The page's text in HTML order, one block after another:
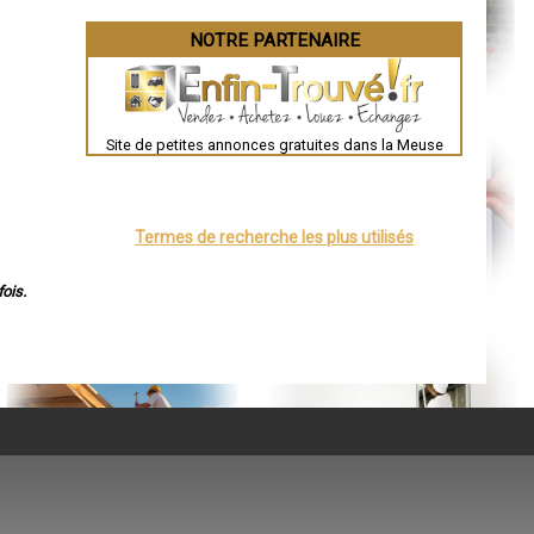
NOTRE PARTENAIRE
Site de petites annonces gratuites dans la Meuse
Termes de recherche les plus utilisés